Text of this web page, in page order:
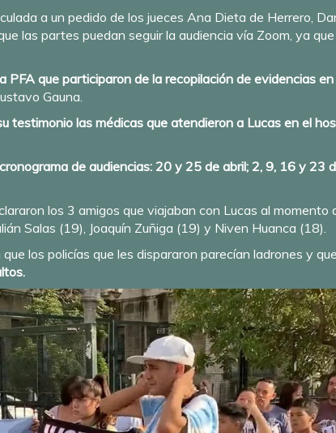
a un pedido de los jueces Ana Dieta de Herrero,
las partes puedan seguir la audiencia vía Zoom, ya
que participaron de la recopilación de evidencias
Gauna.
testimonio las médicas que atendieron a Lucas en el
de audiencias: 20 y 25 de abril; 2, 9, 16 y
los 3 amigos que viajaban con Lucas al momento
Salas (19), Joaquín Zuñiga (19) y Niven Huanca (18).
los policías que les dispararon parecían ladrones y